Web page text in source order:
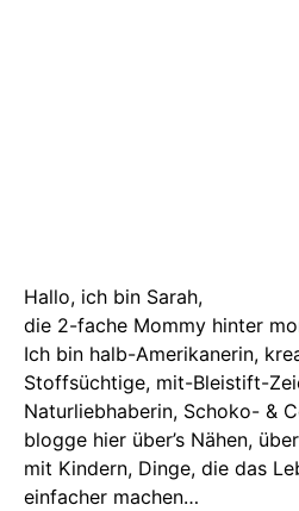
Hallo, ich bin Sarah,
die 2-fache Mommy hinter
Ich bin halb-Amerikanerin,
Stoffsüchtige, mit-Bleistift-
Naturliebhaberin, Schoko- &
blogge hier über’s Nähen,
mit Kindern, Dinge, die das
einfacher machen…